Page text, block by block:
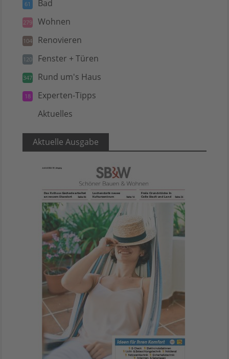
61 Bad
279 Wohnen
104 Renovieren
120 Fenster + Türen
347 Rund um's Haus
18 Experten-Tipps
Aktuelles
Aktuelle Ausgabe